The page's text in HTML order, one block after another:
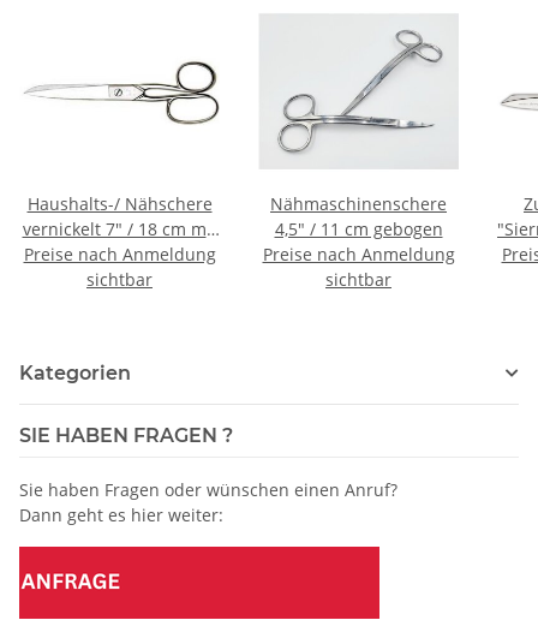
Haushalts-/ Nähschere
vernickelt 7" / 18 cm mit
Ovalauge
Preise nach Anmeldung
sichtbar
Nähmaschinenschere
4,5" / 11 cm gebogen
Preise nach Anmeldung
sichtbar
Kategorien
SIE HABEN FRAGEN ?
Sie haben Fragen oder wünschen einen Anruf?
Dann geht es hier weiter: